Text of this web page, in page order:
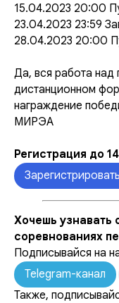
15.04.2023 20:00
23.04.2023 23:59
28.04.2023 20:00
Да, вся работа над
дистанционном
награждение
МИРЭА
Регистрация до
Хочешь узнавать
соревнованиях
Подписывайся на
Telegram-канал
Также,